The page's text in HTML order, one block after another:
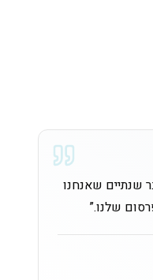
שנתיים שאנחנו
שלנו.”